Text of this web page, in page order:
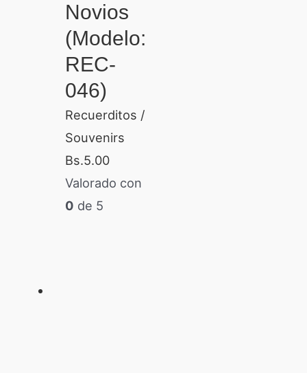
Novios
(Modelo:
REC-
046)
Recuerditos /
Souvenirs
Bs.5.00
Valorado con
0 de 5